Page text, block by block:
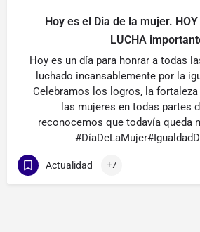
Hoy es el Dia de la mujer. HOY
LUCHA
Hoy es un día para honrar a todas
luchado incansablemente por la
Celebramos los logros, la
las mujeres en todas partes
reconocemos que todavía queda
Actualidad +7